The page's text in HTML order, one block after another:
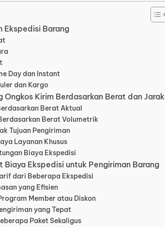
Ekspedisi Barang
Day dan Instant
dan Kargo
Ongkos Kirim Berdasarkan Berat dan Jarak
Berat Aktual
Berat Volumetrik
Tujuan Pengiriman
Layanan Khusus
Biaya Ekspedisi
Biaya Ekspedisi untuk Pengiriman Barang
dari Beberapa Ekspedisi
yang Efisien
Member atau Diskon
yang Tepat
Paket Sekaligus